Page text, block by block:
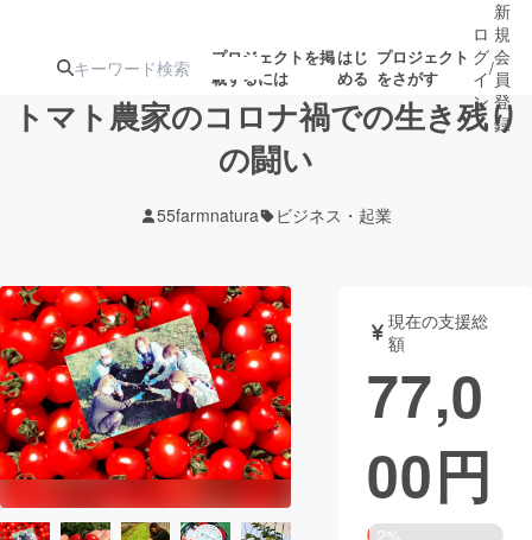
プロジェクトを掲
載するには
はじ
める
プロジェクト
をさがす
ターン
ジェクト
募集終了が近いプ
ロジェクト
アート・写真 音楽
テクノロジー・ガジェット ゲーム・
映像・映画 書籍・雑誌
ビジネス・起業 チャレンジ
ロ
グ
イ
ン
/
新
規
会
員
登
録
トマト農家のコロナ禍での生き残り
の闘い
55farmnatura ビジネス・起業
現在の支援総
額
77,0
00円
2%